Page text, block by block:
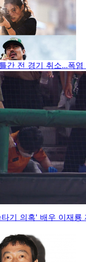
간 전 경기 취소...폭
기 의혹' 배우 이재룡